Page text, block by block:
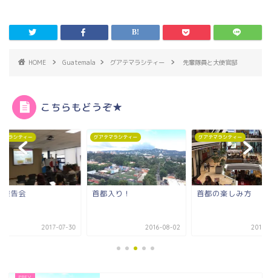
HOME Guatemala グアテマラシティー 先輩隊員と大使官邸
こちらもどうぞ★
マラシティー
入り！
2016-08-02
グアテマラシティー
首都の楽しみ方
2017-08-01
グアテマラシティー
療養中。
2017-